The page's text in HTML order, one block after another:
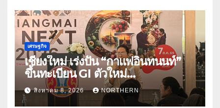
เศรษฐกิจ
เชียงใหม่ เร่งปั้น “กาแฟอินทนนท์”
ขึ้นทะเบียน GI ตัวใหม่
“CHIANGMAI GI NEXT 2026”
ติดอาวุธผู้ประกอบการ 100 ราย ดัน
สิงหาคม 8, 2026 NORTHERN